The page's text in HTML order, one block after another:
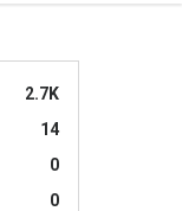
2.7K
14
0
0